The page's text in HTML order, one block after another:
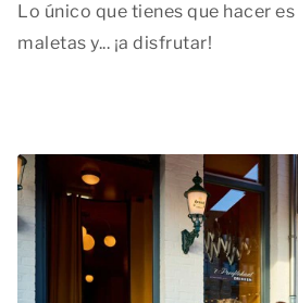
Lo único que tienes que hacer
maletas y... ¡a disfrutar!